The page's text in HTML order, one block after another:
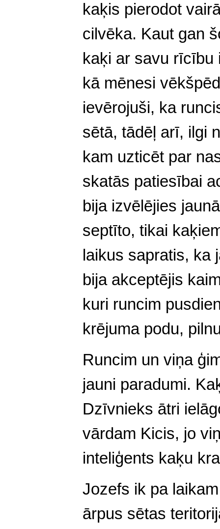
kaķis pierodot
cilvēka. Kaut gan
kaķi ar savu rīcību
kā mēnesi
ievērojuši, ka
sētā, tādēļ arī, ilgi
kam uzticēt par
skatās patiesībai
bija izvēlējies
septīto, tikai
laikus sapratis, ka
bija akceptējis
kuri runcim
krējuma podu,
Runcim un viņa ģ
jauni paradumi.
Dzīvnieks ātri
vārdam Kicis, jo
inteliģents kaķu
Jozefs ik pa
ārpus sētas